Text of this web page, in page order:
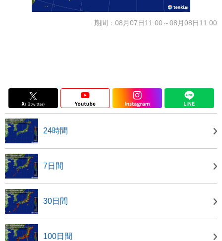
期間：08月07日11:00～08月08日11:00
24時間
7日間
30日間
100日間